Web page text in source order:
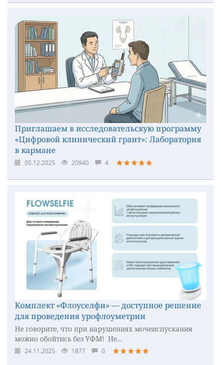
Приглашаем в исследовательскую программу
«Цифровой клинический грант»: Лаборатория
в кармане
05.12.2025 20940 4
Комплект «Флоуселфи» — доступное решение
для проведения урофлоуметрии
Не говорите, что при нарушениях мочеиспускания
можно обойтись без УФМ! Не...
24.11.2025 1877 0